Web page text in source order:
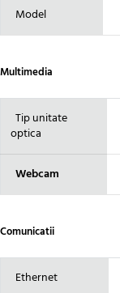
Model
Multimedia
Tip unitate
optica
Webcam
Comunicatii
Ethernet